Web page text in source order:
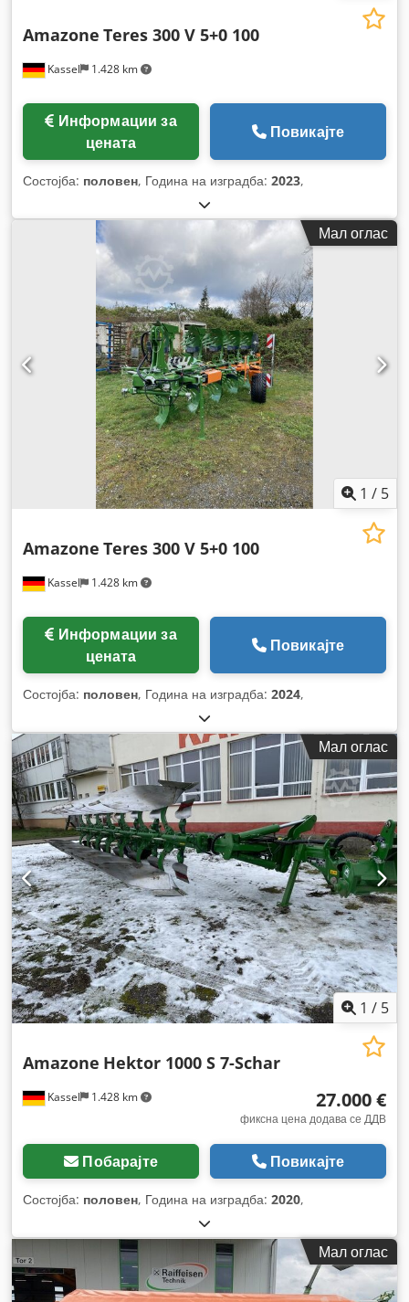
Kassel 1.428 km
Amazone Teres 300 V 5+0 100
цената
Повикајте
Состојба: половен, Година на изградба: 2023,
Мал оглас
1 / 5
Kassel 1.428 km
Amazone Teres 300 V 5+0 100
цената
Повикајте
Состојба: половен, Година на изградба: 2024,
Мал оглас
1 / 5
Kassel 1.428 km
Amazone Hektor 1000 S 7-Schar
27.000 €
фиксна цена додава се ДДВ
Побарајте Повикајте
Состојба: половен, Година на изградба: 2020,
Мал оглас